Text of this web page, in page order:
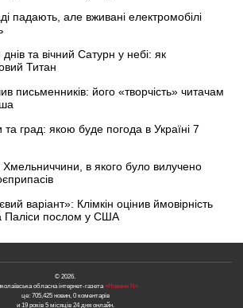
падають, але вживані електромобілі
та вічний Сатурн у небі: як
Титан
письменників: його «творчість» читачам
град: якою буде погода в Україні 7
в якого було вилучено
варіант»: Клімкін оцінив ймовірність
Паліси послом у США
© 2026.
обласна інтернет-газета«Новини N»
це: 705,425 новин, 0 коментарів
и 19 років 5 місяців 24 дня онлайн.